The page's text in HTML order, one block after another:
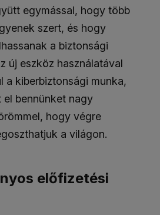
egymással, hogy több
szert, és hogy
a biztonsági
új eszköz használatával
a kiberbiztonsági munka,
el bennünket nagy
hogy végre
a világon.
előfizetési